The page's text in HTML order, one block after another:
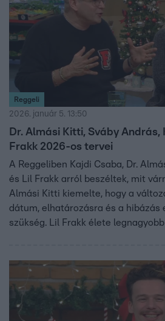
Reggeli
2026. január 5. 13:50
Dr. Almási Kitti, Sváby András,
Frakk 2026-os tervei
A Reggeliben Kajdi Csaba, Dr.
és Lil Frakk arról beszéltek, mit
Almási Kitti kiemelte, hogy a
dátum, elhatározásra és a hibázás
szükség. Lil Frakk élete
talk show-val és a Cyla Call
Almási Kitti pedig új könyvet készít,
idén kevesebbet szeretne fellépni,